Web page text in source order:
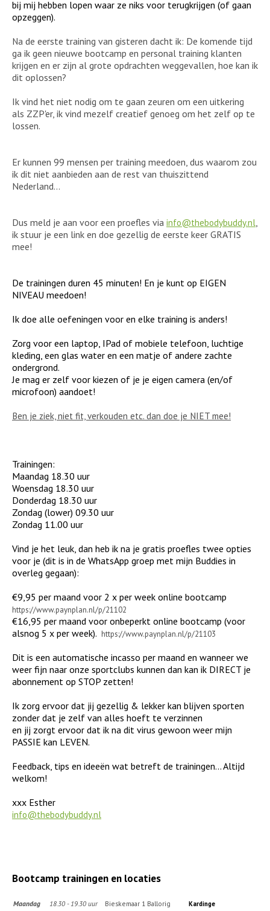
bij mij hebben lopen waar ze niks voor terugkrijgen (of gaan
opzeggen).
Na de eerste training van gisteren dacht ik: De komende tijd
ga ik geen nieuwe bootcamp en personal training klanten
krijgen en er zijn al grote opdrachten weggevallen, hoe kan ik
dit oplossen?
Ik vind het niet nodig om te gaan zeuren om een uitkering
als ZZP'er, ik vind mezelf creatief genoeg om het zelf op te
lossen.
Er kunnen 99 mensen per training meedoen, dus waarom zou
ik dit niet aanbieden aan de rest van thuiszittend
Nederland...
Dus meld je aan voor een proefles via info@thebodybuddy.nl
ik stuur je een link en doe gezellig de eerste keer GRATIS
mee!
De trainingen duren 45 minuten! En je kunt op EIGEN
NIVEAU meedoen!
Ik doe alle oefeningen voor en elke training is anders!
Zorg voor een laptop, IPad of mobiele telefoon, luchtige
kleding, een glas water en een matje of andere zachte
ondergrond.
Je mag er zelf voor kiezen of je je eigen camera (en/of
microfoon) aandoet!
Ben je ziek, niet fit, verkouden etc. dan doe je NIET mee!
Trainingen:
Maandag 18.30 uur
Woensdag 18.30 uur
Donderdag 18.30 uur
Zondag (lower) 09.30 uur
Zondag 11.00 uur
Vind je het leuk, dan heb ik na je gratis proefles twee opties
voor je (dit is in de WhatsApp groep met mijn Buddies in
overleg gegaan):
€9,95 per maand voor 2 x per week online bootcamp
https://www.paynplan.nl/p/21102
€16,95 per maand voor onbeperkt online bootcamp (voor
alsnog 5 x per week). https://www.paynplan.nl/p/21103
Dit is een automatische incasso per maand en wanneer we
weer fijn naar onze sportclubs kunnen dan kan ik DIRECT je
abonnement op STOP zetten!
Ik zorg ervoor dat jij gezellig & lekker kan blijven sporten
zonder dat je zelf van alles hoeft te verzinnen
en jij zorgt ervoor dat ik na dit virus gewoon weer mijn
PASSIE kan LEVEN.
Feedback, tips en ideeën wat betreft de trainingen... Altijd
welkom!
xxx Esther
info@thebodybuddy.nl
Bootcamp trainingen en locaties
Maandag 18.30 - 19.30 uur Bieskemaar 1 Ballorig Kardinge